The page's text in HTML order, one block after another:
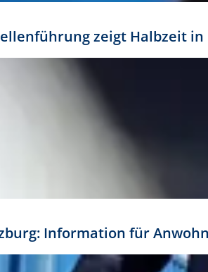
zeigt Halbzeit
Information für